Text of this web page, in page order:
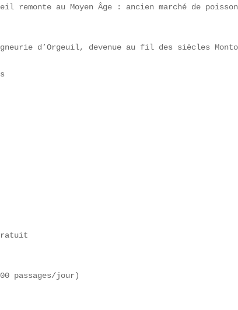
remonte au Moyen Âge : ancien marché de
d’Orgeuil, devenue au fil des siècles
gratuit
passages/jour)